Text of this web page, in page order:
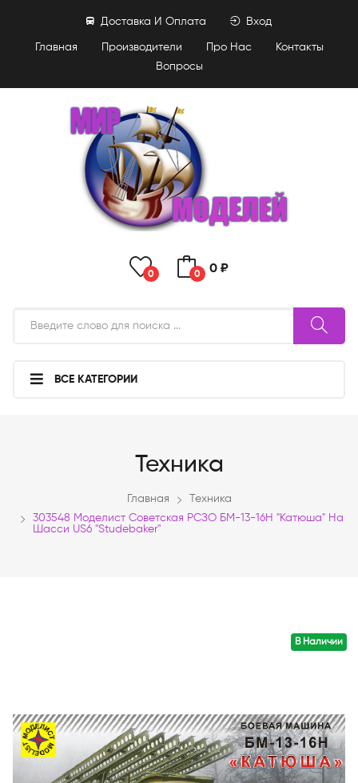
Главная Производители Про Нас
Контакты
Вопросы
Доставка И Оплата Вход
0 0 0 ₽
ВСЕ КАТЕГОРИИ
Техника
Главная
Техника
303548 Моделист Советская РСЗО БМ-13-16Н "Катюша" На
Шасси US6 "Studebaker"
В Наличии